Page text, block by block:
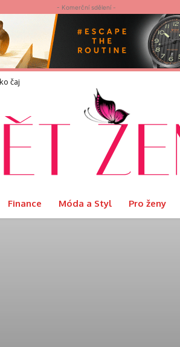
- Komerční sdělení -
čaj
Finance Móda a Styl Pro ženy